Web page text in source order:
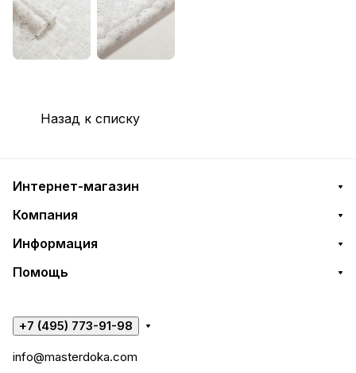
Назад к списку
Интернет-магазин
Компания
Информация
Помощь
+7 (495) 773-91-98
info@masterdoka.com